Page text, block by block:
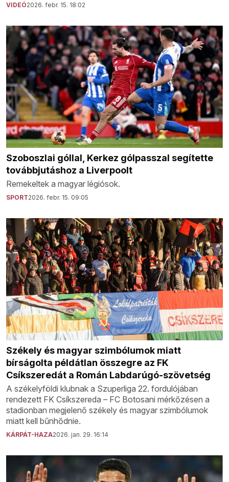
VIDEÓ2026. febr. 15. 18:02
Szoboszlai góllal, Kerkez gólpasszal segítette
továbbjutáshoz a Liverpoolt
Remekeltek a magyar légiósok.
SPORT2026. febr. 15. 09:05
Székely és magyar szimbólumok miatt
bírságolta példátlan összegre az FK
Csíkszeredát a Román Labdarúgó-szövetség
A székelyföldi klubnak a Szuperliga 22. fordulójában
rendezett FK Csíkszereda – FC Botosani mérkőzésen a
stadionban megjelenő székely és magyar szimbólumok
miatt kell bűnhődnie.
KÁRPÁT-HAZA2026. jan. 29. 16:14